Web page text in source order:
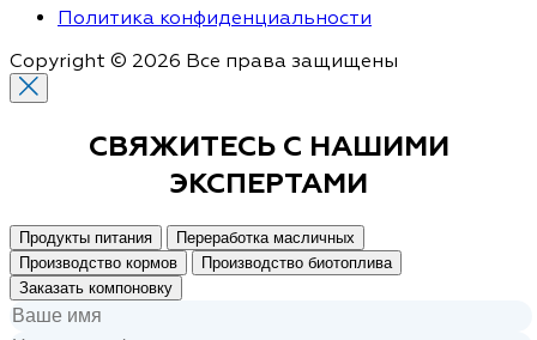
Политика конфиденциальности
Copyright © 2026 Все права защищены
СВЯЖИТЕСЬ С НАШИМИ
ЭКСПЕРТАМИ
Продукты питания
Переработка масличных
Производство кормов
Производство биотоплива
Заказать компоновку